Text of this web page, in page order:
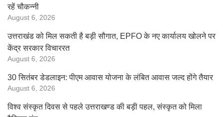
रहें चौकन्नी
August 6, 2026
उत्तराखंड को मिल सकती है बड़ी सौगात, EPFO के नए कार्यालय खोलने पर
केंद्र सरकार विचाररत
August 6, 2026
30 सितंबर डेडलाइन: पीएम आवास योजना के लंबित आवास जल्द होंगे तैयार
August 6, 2026
विश्व संस्कृत दिवस से पहले उत्तराखण्ड की बड़ी पहल, संस्कृत को मिला